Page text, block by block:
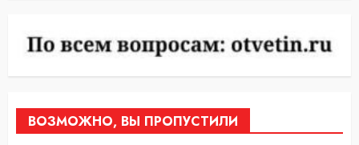
ВОЗМОЖНО, ВЫ ПРОПУСТИЛИ